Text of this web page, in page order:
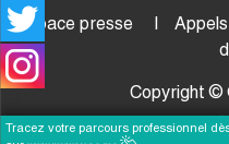
Espace presse
Copyright ©
Tracez votre parcours professionnel